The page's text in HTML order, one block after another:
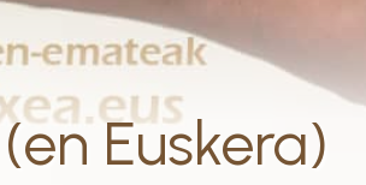
Euskera)